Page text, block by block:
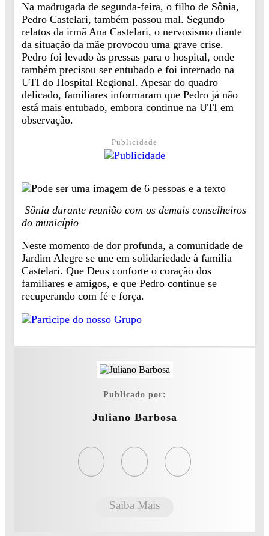
Na madrugada de segunda-feira, o filho de Sônia,
Pedro Castelari, também passou mal. Segundo
relatos da irmã Ana Castelari, o nervosismo diante
da situação da mãe provocou uma grave crise.
Pedro foi levado às pressas para o hospital, onde
também precisou ser entubado e foi internado na
UTI do Hospital Regional. Apesar do quadro
delicado, familiares informaram que Pedro já não
está mais entubado, embora continue na UTI em
observação.
Publicidade
Sônia durante reunião com os demais conselheiros
do município
Neste momento de dor profunda, a comunidade de
Jardim Alegre se une em solidariedade à família
Castelari. Que Deus conforte o coração dos
familiares e amigos, e que Pedro continue se
recuperando com fé e força.
Publicado por:
Juliano Barbosa
Saiba Mais